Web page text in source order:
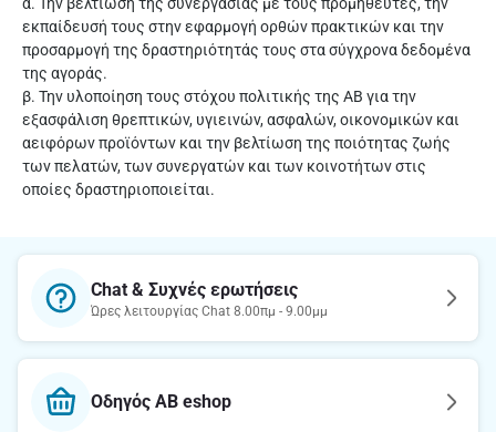
εκπαίδευσή τους στην εφαρμογή ορθών πρακτικών και την
προσαρμογή της δραστηριότητάς τους στα σύγχρονα δεδομένα
της αγοράς.
β. Την υλοποίηση τους στόχου πολιτικής της ΑΒ για την
εξασφάλιση θρεπτικών, υγιεινών, ασφαλών, οικονομικών και
αειφόρων προϊόντων και την βελτίωση της ποιότητας ζωής
των πελατών, των συνεργατών και των κοινοτήτων στις
οποίες δραστηριοποιείται.
Chat & Συχνές ερωτήσεις
Ώρες λειτουργίας Chat 8.00πμ - 9.00μμ
Οδηγός AB eshop